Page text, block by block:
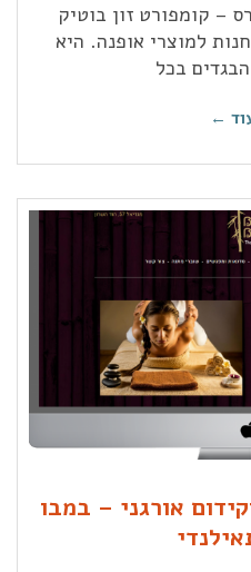
– קומפורט זון בוטיק
למוצרי אופנה. היא
בכל
←
אורגני – במבו